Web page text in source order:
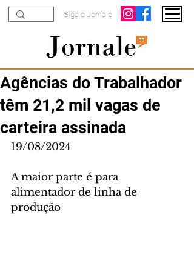
Siga o Jornale
Agências do Trabalhador
têm 21,2 mil vagas de
carteira assinada
19/08/2024
A maior parte é para
alimentador de linha de
produção